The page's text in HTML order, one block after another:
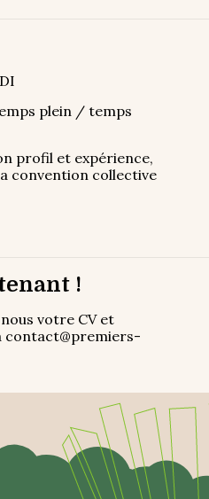
plein / temps
profil et expérience,
convention collective
!
votre CV et
contact@premiers-